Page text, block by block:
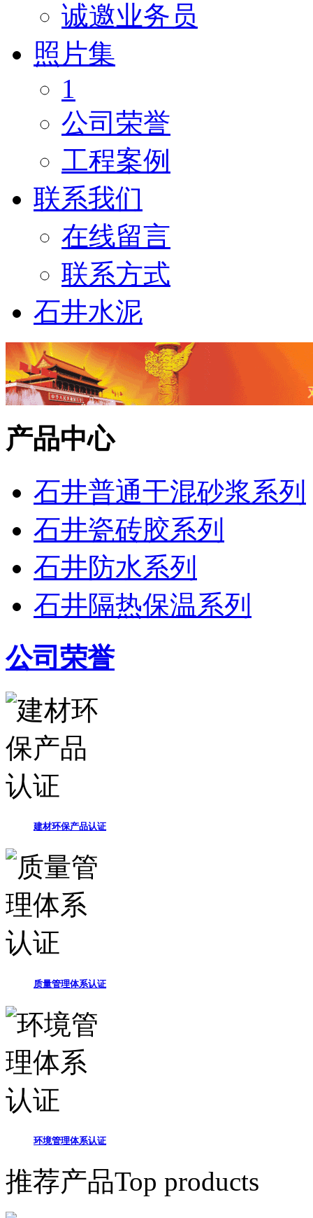
诚邀业务员
照片集
1
公司荣誉
工程案例
联系我们
在线留言
联系方式
石井水泥
产品中心
石井普通干混砂浆系列
石井瓷砖胶系列
石井防水系列
石井隔热保温系列
公司荣誉
建材环保产品认证
质量管理体系认证
环境管理体系认证
推荐产品Top products